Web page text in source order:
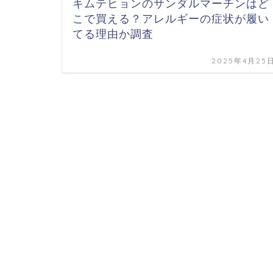
キムテヒョンのサンダルマーチンはど
こで買える？アレルギーの症状が履い
てる理由か調査
2025年4月25